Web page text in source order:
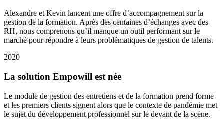
Alexandre et Kevin lancent une offre d’accompagnement sur la
gestion de la formation. Après des centaines d’échanges avec des
RH, nous comprenons qu’il manque un outil performant sur le
marché pour répondre à leurs problématiques de gestion de talents.
2020
La solution Empowill est née
Le module de gestion des entretiens et de la formation prend forme
et les premiers clients signent alors que le contexte de pandémie met
le sujet du développement professionnel sur le devant de la scène.